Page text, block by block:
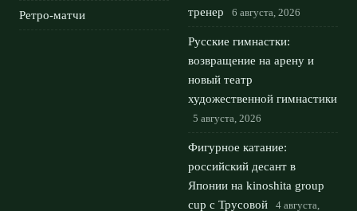
Ретро-матчи
тренер
6 августа, 2026
Русские гимнастки:
возвращение на арену и
новый театр
художественной гимнастики
5 августа, 2026
Фигурное катание:
российский десант в
Японии на kinoshita group
cup с Трусовой
4 августа,